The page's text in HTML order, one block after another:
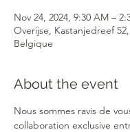
Nov 24, 2024, 9:30 AM –
Overijse, Kastanjedreef
Belgique
About the event
Nous sommes ravis de
collaboration exclusive